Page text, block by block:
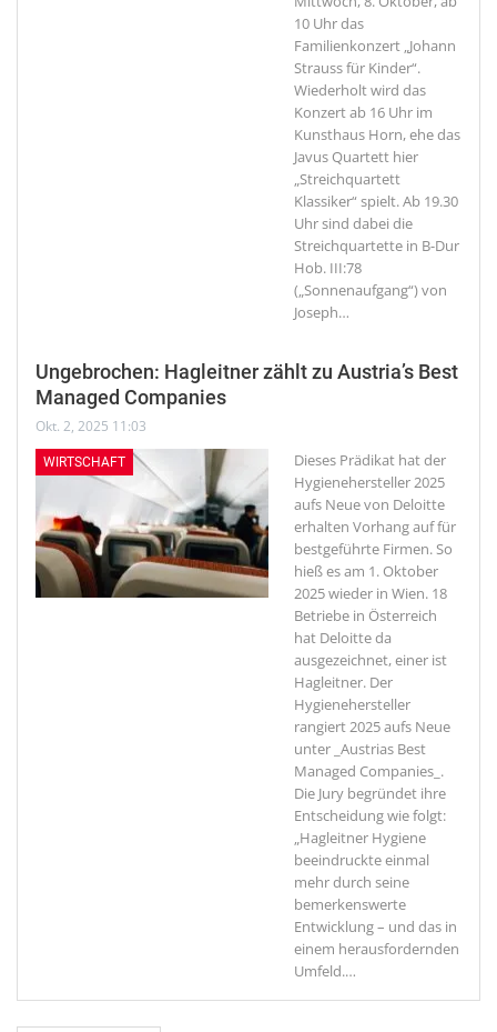
10 Uhr das
Familienkonzert „Johann
Strauss für Kinder“.
Wiederholt wird das
Konzert ab 16 Uhr im
Kunsthaus Horn, ehe das
Javus Quartett hier
„Streichquartett
Klassiker“ spielt. Ab 19.30
Uhr sind dabei die
Streichquartette in B-Dur
Hob. III:78
(„Sonnenaufgang“) von
Joseph…
Ungebrochen: Hagleitner zählt zu Austria’s Best
Managed Companies
Okt. 2, 2025 11:03
WIRTSCHAFT
Dieses Prädikat hat der
Hygienehersteller 2025
aufs Neue von Deloitte
erhalten Vorhang auf für
bestgeführte Firmen. So
hieß es am 1. Oktober
2025 wieder in Wien. 18
Betriebe in Österreich
hat Deloitte da
ausgezeichnet, einer ist
Hagleitner. Der
Hygienehersteller
rangiert 2025 aufs Neue
unter _Austrias Best
Managed Companies_.
Die Jury begründet ihre
Entscheidung wie folgt:
„Hagleitner Hygiene
beeindruckte einmal
mehr durch seine
bemerkenswerte
Entwicklung – und das in
einem herausfordernden
Umfeld.…